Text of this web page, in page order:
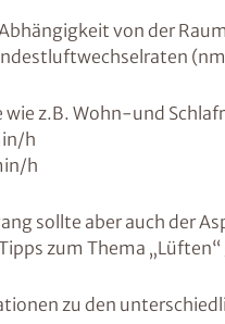
Abhängigkeit von der
z.B. Wohn-und
h
h
sollte aber auch der
zum Thema
zu den